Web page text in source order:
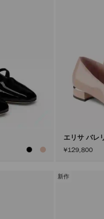
エリサ バレ
¥129,800
新作